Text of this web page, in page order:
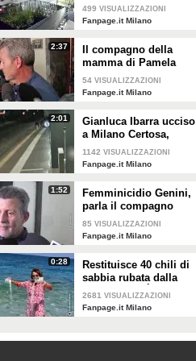
feriscono con un
machete: 17enni
omicidio
499 VISUALIZZAZIONI
Fanpage.it Milano
2:37
Il compagno della
mamma di Pamela
Genini: "Per venire qua
ce l’abbiamo messa
54 VISUALIZZAZIONI
Fanpage.it Milano
2:01
Gianluca Ibarra ucciso
a Milano Certosa,
arrestati altri 6 membri
della Latin King per
1142 VISUALIZZAZIONI
Fanpage.it Milano
1:52
Femminicidio Genini,
parla il compagno
della madre: "Convinti
dell'ossessione di
85 VISUALIZZAZIONI
Fanpage.it Milano
0:28
Restituisce 40 chili di
sabbia rubata dalla
Sardegna : “È l’ultimo
desiderio di mia
2681 VISUALIZZAZIONI
Fanpage.it Milano